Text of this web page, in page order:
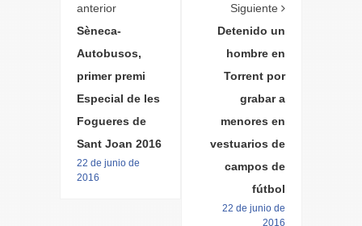
anterior
Sèneca-
Autobusos,
primer premi
Especial de les
Fogueres de
Sant Joan 2016
22 de junio de
2016
Siguiente
Detenido un
hombre en
Torrent por
grabar a
menores en
vestuarios de
campos de
fútbol
22 de junio de
2016